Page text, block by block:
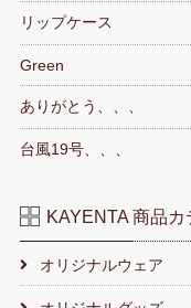
リップケース
Green
ありがとう、、、
台風19号、、、
KAYENTA 商品カ
オリジナルウェア